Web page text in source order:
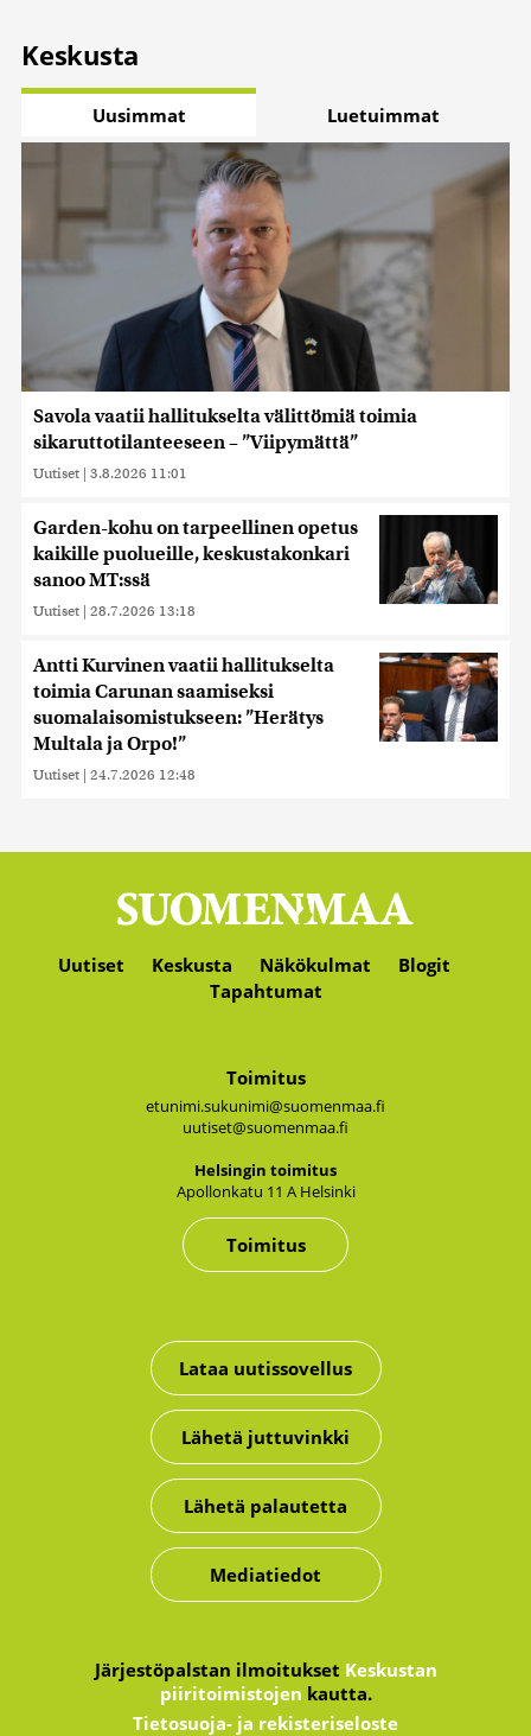
Keskusta
Uusimmat Luetuimmat
Savola vaatii hallitukselta välittömiä toimia
sikaruttotilanteeseen – ”Viipymättä”
Uutiset | 3.8.2026 11:01
Garden-kohu on tarpeellinen opetus
kaikille puolueille, keskustakonkari
sanoo MT:ssä
Uutiset | 28.7.2026 13:18
Antti Kurvinen vaatii hallitukselta
toimia Carunan saamiseksi
suomalaisomistukseen: ”Herätys
Multala ja Orpo!”
Uutiset | 24.7.2026 12:48
Uutiset Keskusta Näkökulmat
Blogit
Tapahtumat
Toimitus
etunimi.sukunimi@suomenmaa.fi
uutiset@suomenmaa.fi
Hel­sin­gin toi­mi­tus
Apol­lon­ka­tu 11 A Hel­sin­ki
Toimitus
Lataa uutissovellus
Lähetä juttuvinkki
Lähetä palautetta
Mediatiedot
Järjestöpalstan ilmoitukset Keskustan
piiritoimistojen kautta.
Tietosuoja- ja rekisteriseloste